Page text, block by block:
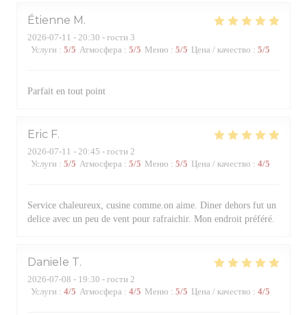
Étienne M
2026-07-11 - 20:30 - гости 3
Услуги : 5/5 Атмосфера : 5/5 Меню : 5/5 Цена / качество : 5/5
Parfait en tout point
Eric F
2026-07-11 - 20:45 - гости 2
Услуги : 5/5 Атмосфера : 5/5 Меню : 5/5 Цена / качество : 4/5
Service chaleureux, cusine comme.on aime. Diner dehors fut un
delice avec un peu de vent pour rafraichir. Mon endroit préféré.
Daniele T
2026-07-08 - 19:30 - гости 2
Услуги : 4/5 Атмосфера : 4/5 Меню : 5/5 Цена / качество : 4/5